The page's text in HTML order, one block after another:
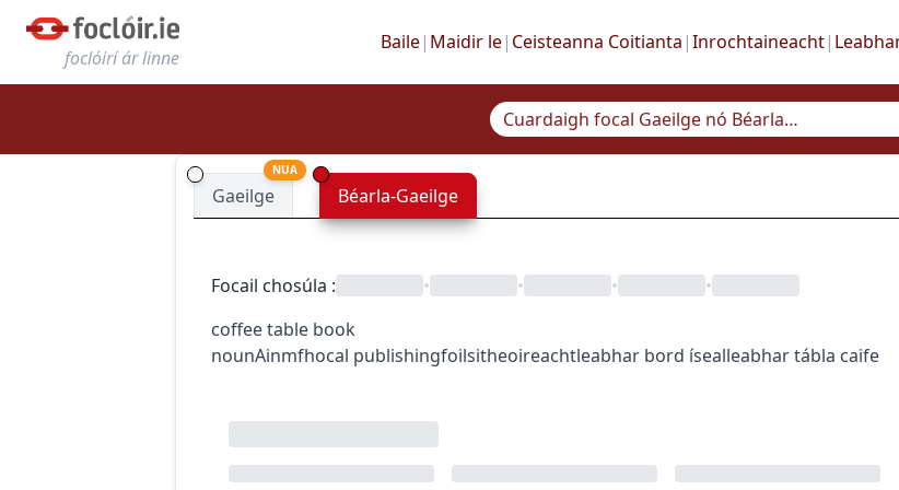
foclóirí ár linne
Baile| Maidir le| Ceisteanna Coitianta |Inrochtaineacht|
Gaeilge
NUA
Béarla-Gaeilge
Focail chosúla : • • •
•
coffee table book
nounAinmfhocal publishingfoilsitheoireachtleabhar bord ísealleabhar tábla caife